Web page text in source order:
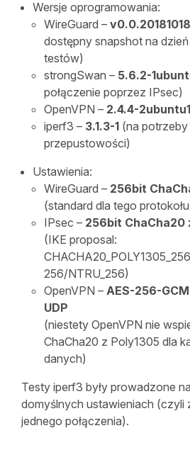
Wersje oprogramowania:
WireGuard – v0.0.20181018
dostępny snapshot na
testów)
strongSwan – 5.6.2-
połączenie poprzez IPsec)
OpenVPN – 2.4.4-
iperf3 – 3.1.3-1 (na
przepustowości)
Ustawienia:
WireGuard – 256bit
(standard dla tego
IPsec – 256bit ChaCha20
(IKE proposal:
256/NTRU_256)
OpenVPN – AES-256-
UDP
(niestety OpenVPN nie
ChaCha20 z Poly1305 dla
danych)
Testy iperf3 były prowadzone
domyślnych ustawieniach (czyli
jednego połączenia).